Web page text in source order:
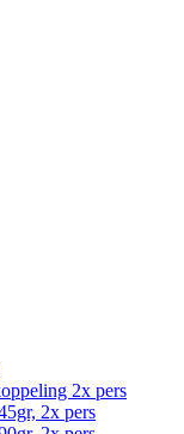
2x pers
2x pers